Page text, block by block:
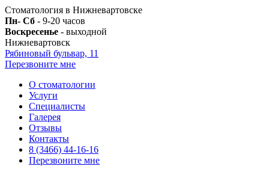
Стоматология в Нижневартовске
Пн- Сб - 9-20 часов
Воскресенье - выходной
Нижневартовск
Рябиновый бульвар, 11
Перезвоните мне
О стоматологии
Услуги
Специалисты
Галерея
Отзывы
Контакты
8 (3466) 44-16-16
Перезвоните мне